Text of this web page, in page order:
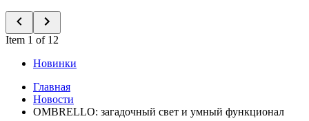
Item 1 of 12
Новинки
Главная
Новости
OMBRELLO: загадочный свет и умный функционал